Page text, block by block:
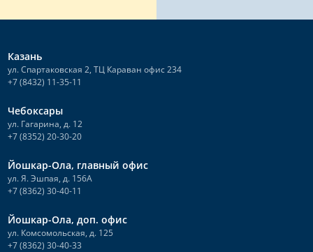
Казань
ул. Спартаковская 2, ТЦ Караван офис 234
+7 (8432) 11-35-11
Чебоксары
ул. Гагарина, д. 12
+7 (8352) 20-30-20
Йошкар-Ола, главный офис
ул. Я. Эшпая, д. 156А
+7 (8362) 30-40-11
Йошкар-Ола, доп. офис
ул. Комсомольская, д. 125
+7 (8362) 30-40-33